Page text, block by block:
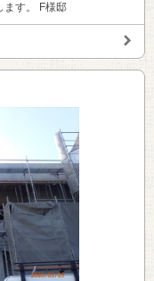
ます。 F様邸